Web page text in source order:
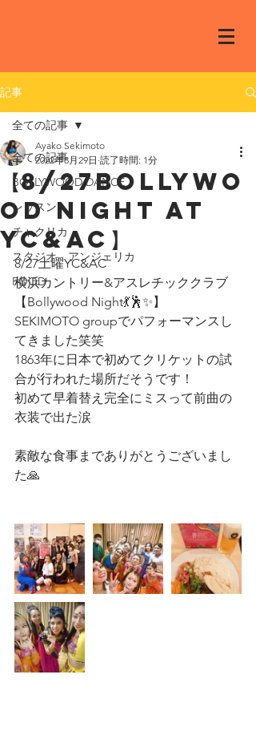
記事
全ての記事
BOLLYWOOD DANCE
レッスン
チャクリカ
スタジオ アンジェリカ
FOOD
全ての記事
【8/27Bollywo
od night at
YC&AC】
Ayako Sekimoto
2022年8月29日 読了時間: 1分
8/27土曜YC&AC
横浜カントリー&アスレチッククラブ
【Bollywood Night💃🕺✨】
SEKIMOTO groupでパフォーマンスし
てきました笑笑
1863年に日本で初めてクリケットの試
合が行われた場所だそうです！
初めて早着替え完全にミスって前曲の
衣装で出た涙
素敵な食事までありがとうございまし
た🙏